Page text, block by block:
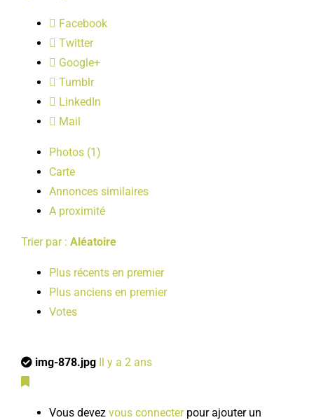
PUBLICATIONS
Facebook
Twitter
Google+
Tumblr
LinkedIn
Mail
Photos (1)
Carte
Annonces similaires
A proximité
Trier par : Aléatoire
Plus récents en premier
Plus anciens en premier
Votes
img-878.jpg Il y a 2 ans
Vous devez vous connecterpour ajouter un